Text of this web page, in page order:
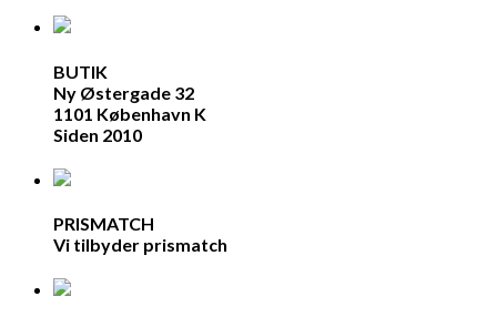
BUTIK
Ny Østergade 32
1101 København K
Siden 2010
PRISMATCH
Vi tilbyder prismatch